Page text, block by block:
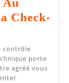
Au
Check-
porte
agréé vous